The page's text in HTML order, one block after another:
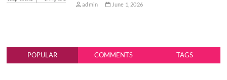
admin June 1, 2026
POPULAR COMMENTS TAGS